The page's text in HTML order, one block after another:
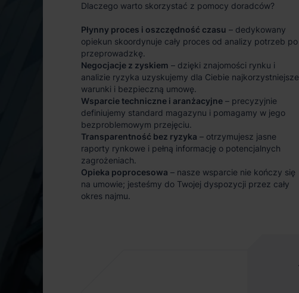
Dlaczego warto skorzystać z pomocy doradców?
Płynny proces i oszczędność czasu – dedykowany
opiekun skoordynuje cały proces od analizy potrzeb po
przeprowadzkę.
Negocjacje z zyskiem – dzięki znajomości rynku i
analizie ryzyka uzyskujemy dla Ciebie najkorzystniejsze
warunki i bezpieczną umowę.
Wsparcie techniczne i aranżacyjne – precyzyjnie
definiujemy standard magazynu i pomagamy w jego
bezproblemowym przejęciu.
Transparentność bez ryzyka – otrzymujesz jasne
raporty rynkowe i pełną informację o potencjalnych
zagrożeniach.
Opieka poprocesowa – nasze wsparcie nie kończy się
na umowie; jesteśmy do Twojej dyspozycji przez cały
okres najmu.